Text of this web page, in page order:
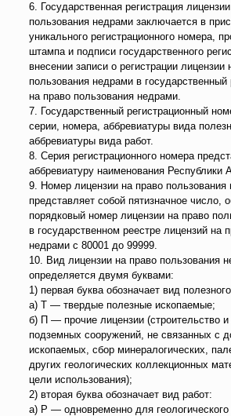
6. Государственная регистрация
пользования недрами заключается в
уникального регистрационного номера,
штампа и подписи государственного
внесении записи о регистрации лицензии
пользования недрами в государственный
на право пользования недрами.
7. Государственный регистрационный
серии, номера, аббревиатуры вида
аббревиатуры вида работ.
8. Серия регистрационного номера
аббревиатуру наименования
9. Номер лицензии на право пользования
представляет собой пятизначное число,
порядковый номер лицензии на право
в государственном реестре лицензий на
недрами с 80001 до 99999.
10. Вид лицензии на право пользования
определяется двумя буквами:
1) первая буква обозначает вид
а) Т — твердые полезные ископаемые;
б) П — прочие лицензии (строительство и
подземных сооружений, не связанных с
ископаемых, сбор минералогических,
других геологических коллекционных
цели использования);
2) вторая буква обозначает вид работ:
а) Р — одновременно для геологического